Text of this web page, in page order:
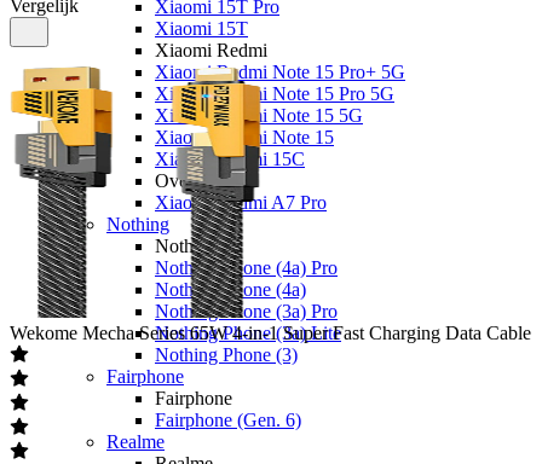
Xiaomi 15T Pro
Xiaomi 15T
Xiaomi Redmi
Xiaomi Redmi Note 15 Pro+ 5G
Xiaomi Redmi Note 15 Pro 5G
Xiaomi Redmi Note 15 5G
Xiaomi Redmi Note 15
Xiaomi Redmi 15C
Overige
Xiaomi Redmi A7 Pro
Nothing
Nothing
Nothing Phone (4a) Pro
Nothing Phone (4a)
Nothing Phone (3a) Pro
Nothing Phone (3a) Lite
Nothing Phone (3)
Fairphone
Fairphone
Fairphone (Gen. 6)
Realme
Vergelijk
Wekome Mecha Series 65W 4-in-1 Super Fast Charging Data Cable